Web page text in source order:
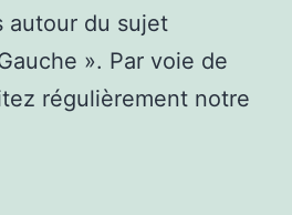
autour du sujet
». Par voie de
régulièrement notre